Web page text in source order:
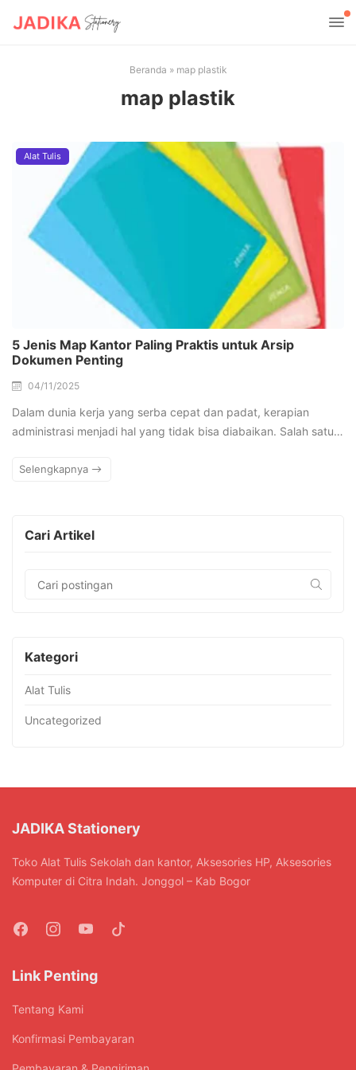
Beranda » map plastik
map plastik
Alat Tulis
5 Jenis Map Kantor Paling Praktis untuk Arsip
Dokumen Penting
04/11/2025
Dalam dunia kerja yang serba cepat dan padat, kerapian
administrasi menjadi hal yang tidak bisa diabaikan. Salah satu…
Selengkapnya
Cari Artikel
Kategori
Alat Tulis
Uncategorized
JADIKA Stationery
Toko Alat Tulis Sekolah dan kantor, Aksesories HP, Aksesories
Komputer di Citra Indah. Jonggol – Kab Bogor
Link Penting
Tentang Kami
Konfirmasi Pembayaran